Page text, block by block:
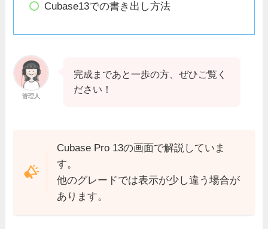
Cubase13での書き出し方法
管理人
完成まであと一歩の方、ぜひご覧く
ださい！
Cubase Pro 13の画面で解説していま
す。
他のグレードでは表示が少し違う場合が
あります。